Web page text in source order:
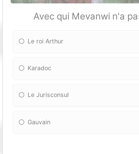
Avec qui Mevanwi n'a
Le roi Arthur
Karadoc
Le Jurisconsul
Gauvain